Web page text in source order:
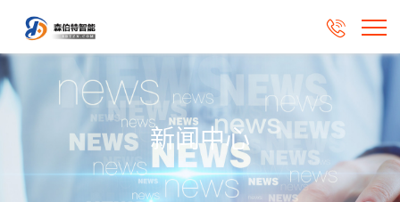

新闻中心